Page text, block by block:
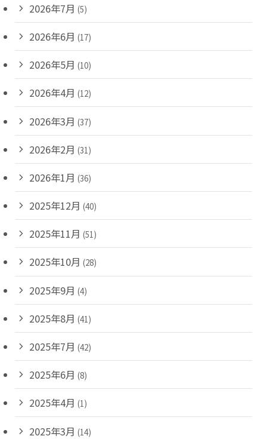
2026年7月 (5)
2026年6月 (17)
2026年5月 (10)
2026年4月 (12)
2026年3月 (37)
2026年2月 (31)
2026年1月 (36)
2025年12月 (40)
2025年11月 (51)
2025年10月 (28)
2025年9月 (4)
2025年8月 (41)
2025年7月 (42)
2025年6月 (8)
2025年4月 (1)
2025年3月 (14)